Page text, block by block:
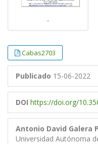
Cabas2703
Publicado 15-06-2022
DOI https://doi.org/
Antonio David Galera
Universidad Autónoma